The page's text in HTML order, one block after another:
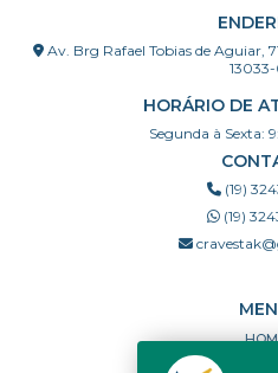
Av. Brg Rafael Tobias de Aguiar,
HORÁRIO DE
Segunda à Sexta:
(19)
(19)